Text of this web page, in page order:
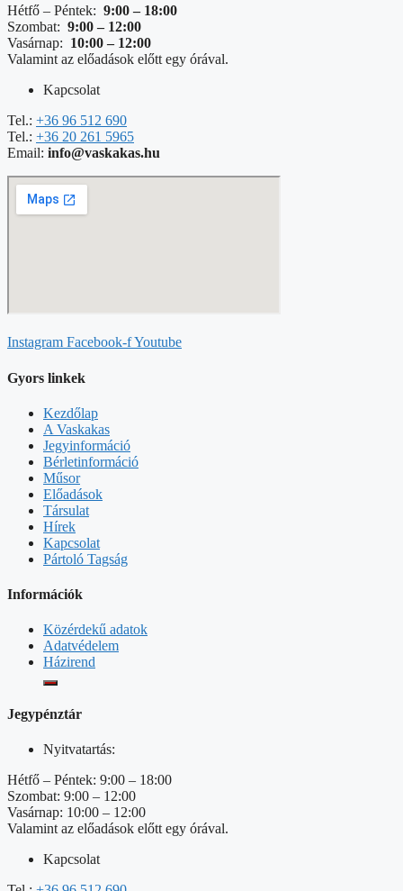
Hétfő – Péntek: 9:00 – 18:00
Szombat: 9:00 – 12:00
Vasárnap: 10:00 – 12:00
Valamint az előadások előtt egy órával.
Kapcsolat
Tel.: +36 96 512 690
Tel.: +36 20 261 5965
Email: info@vaskakas.hu
Instagram Facebook-fYoutube
Gyors linkek
Kezdőlap
A Vaskakas
Jegyinformáció
Bérletinformáció
Műsor
Előadások
Társulat
Hírek
Kapcsolat
Pártoló Tagság
Információk
Közérdekű adatok
Adatvédelem
Házirend
Jegypénztár
Nyitvatartás:
Hétfő – Péntek: 9:00 – 18:00
Szombat: 9:00 – 12:00
Vasárnap: 10:00 – 12:00
Valamint az előadások előtt egy órával.
Kapcsolat